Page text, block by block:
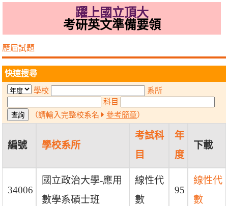
躍上國立頂大
考研英文準備要領
歷屆試題
快速搜尋
學校
系所
科目
（請輸入完整校系名
參考簡章）
編號 學校系所
考試科
目
年
度
下載
34006
國立政治大學-應用
數學系碩士班
線性代
數
95
線性代
數